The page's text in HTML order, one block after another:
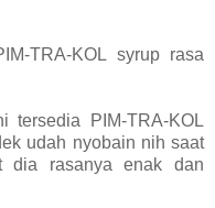
TRA-KOL syrup rasa
tersedia PIM-TRA-KOL
udah nyobain nih saat
dia rasanya enak dan